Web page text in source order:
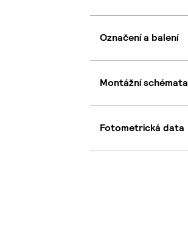
Označení a balení
Montážní schémata
Fotometrická data